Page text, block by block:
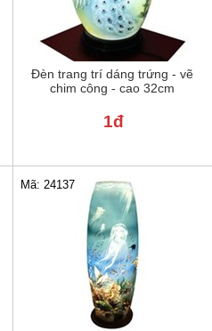
Đèn trang trí dáng trứng - vẽ
chim công - cao 32cm
1đ
Mã: 24137